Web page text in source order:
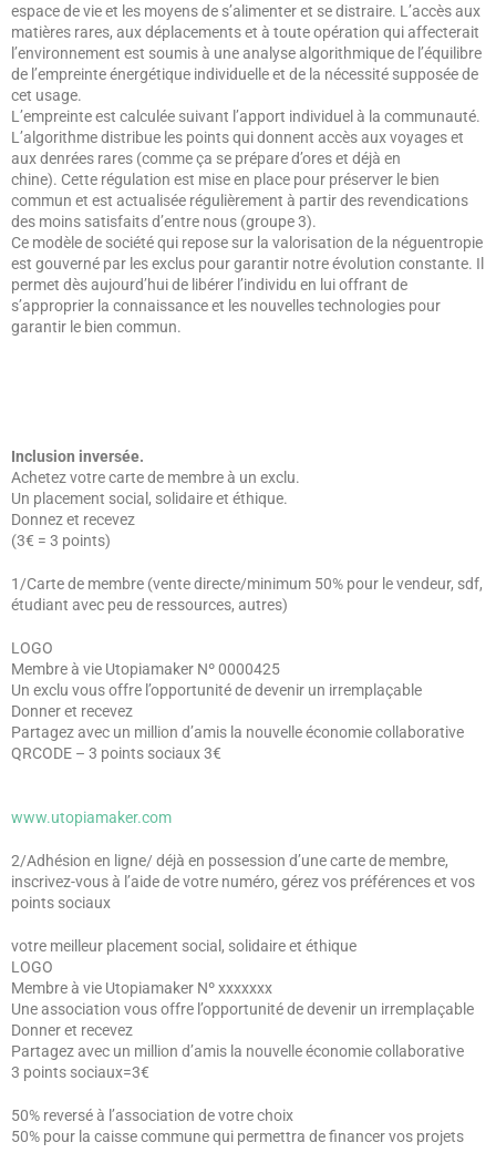
espace de vie et les moyens de s’alimenter et se distraire. L’accès aux
matières rares, aux déplacements et à toute opération qui affecterait
l’environnement est soumis à une analyse algorithmique de l’équilibre
de l’empreinte énergétique individuelle et de la nécessité supposée de
cet usage.
L’empreinte est calculée suivant l’apport individuel à la communauté.
L’algorithme distribue les points qui donnent accès aux voyages et
aux denrées rares (comme ça se prépare d’ores et déjà en
chine). Cette régulation est mise en place pour préserver le bien
commun et est actualisée régulièrement à partir des revendications
des moins satisfaits d’entre nous (groupe 3).
Ce modèle de société qui repose sur la valorisation de la néguentropie
est gouverné par les exclus pour garantir notre évolution constante. Il
permet dès aujourd’hui de libérer l’individu en lui offrant de
s’approprier la connaissance et les nouvelles technologies pour
garantir le bien commun.
Inclusion inversée.
Achetez votre carte de membre à un exclu.
Un placement social, solidaire et éthique.
Donnez et recevez
(3€ = 3 points)
1/Carte de membre (vente directe/minimum 50% pour le vendeur, sdf,
étudiant avec peu de ressources, autres)
LOGO
Membre à vie Utopiamaker Nº 0000425
Un exclu vous offre l’opportunité de devenir un irremplaçable
Donner et recevez
Partagez avec un million d’amis la nouvelle économie collaborative
QRCODE – 3 points sociaux 3€
www.utopiamaker.com
2/Adhésion en ligne/ déjà en possession d’une carte de membre,
inscrivez-vous à l’aide de votre numéro, gérez vos préférences et vos
points sociaux
votre meilleur placement social, solidaire et éthique
LOGO
Membre à vie Utopiamaker Nº xxxxxxx
Une association vous offre l’opportunité de devenir un irremplaçable
Donner et recevez
Partagez avec un million d’amis la nouvelle économie collaborative
3 points sociaux=3€
50% reversé à l’association de votre choix
50% pour la caisse commune qui permettra de financer vos projets